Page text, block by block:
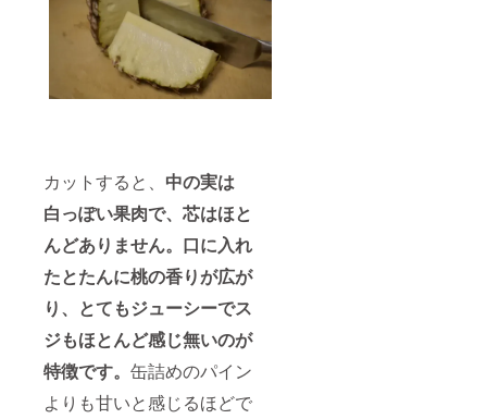
カットすると、 中の実は
白っぽい果肉で、芯はほと
んどありません。口に入れ
たとたんに桃の香りが広が
り、とてもジューシーでス
ジもほとんど感じ無いのが
特徴です。 缶詰めのパイン
よりも甘いと感じるほどで